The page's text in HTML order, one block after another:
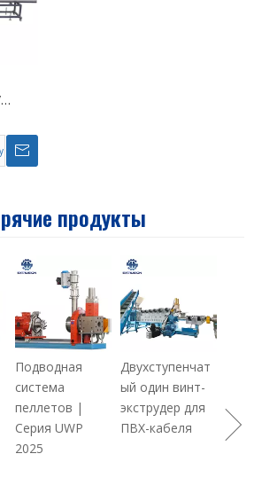
продукты
Подводная
система
пеллетов |
Серия UWP
2025
Двухступенчат
ый один винт-
экструдер для
ПВХ-кабеля